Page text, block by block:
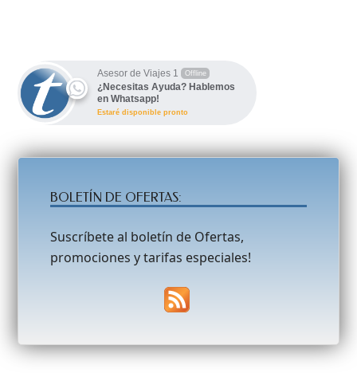
Asesor de Viajes 1 Offline
¿Necesitas Ayuda? Hablemos
en Whatsapp!
Estaré disponible pronto
BOLETÍN DE OFERTAS:
Suscríbete al boletín de Ofertas,
promociones y tarifas especiales!